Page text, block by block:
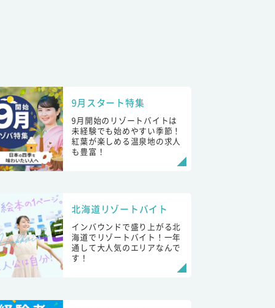
9月スタート特集
9月開始のリゾートバイトは
未経験でも始めやすい季節！
紅葉が楽しめる温泉地の求人
も豊富！
北海道リゾートバイト
インバウンドで盛り上がる北
海道でリゾートバイト！一年
通して大人気のエリアなんで
す！